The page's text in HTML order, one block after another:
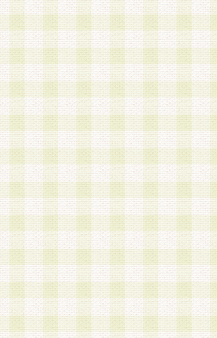
2.当社は、会員個人を識別することのできる情報
会員情報を本人の承諾なく第三者に開示すること
人を識別できる情報について第三者に開示または
社は事前に会員本人の同意を得るものとします。
3.前項の定めに拘わらず、当社は、以下の目的に
意を 得ることなく、会員個人を識別できる情報
づき選定した委託業者に対して当社の責任におい
できるものとします。な お、当社は、当該委託
契約を締結しこれを遵守させるとともに、本規約
の注意をもって当該情報を使用させるものとし ま
a.本サービスに係る謝礼、景品、調査サンプル品
b.会員からの電話、メール等の問い合わせなどへ
c.モバイルリサーチ、またはグループ形式による
実施もしくは運営
d.その他これらに付随する業務
4.会員は、住所、電話番号その他の登録情報につ
合は、速やかに当社所定の変更手続きを行うもの
5.当社は、必要と認めた場合、会員に対して、電
手段により登録情報の対象者が会員登録者本人で
の内容が正確であること、アンケートの回答内容
うことができるものとます。
6.会員は、会員登録後当社が定期的に行う登録情
して、当社指定の期間内に更新手続きを行うもの
該期間内に更新手続きを行わない場合、その時点
発行したポイントは失効されるものとします。